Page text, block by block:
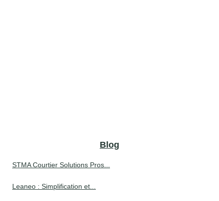
Blog
STMA Courtier Solutions Pros...
Leaneo : Simplification et...